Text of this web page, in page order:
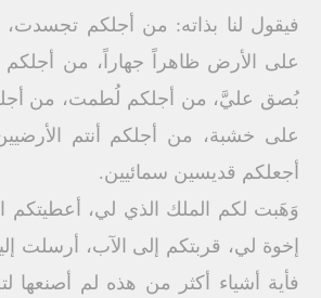
فيقول لنا بذاته: من أجلكم
على الأرض ظاهراً جهاراً، من
بُصق عليَّ، من أجلكم لُطمت، من
على خشبة، من أجلكم أنتم
أجعلكم قديسين سمائيين.
وَهَبت لكم الملك الذي لي، أعطيتكم
إخوة لي، قربتكم إلى الآب، أرسلت
فأية أشياء أكثر من هذه لم أصنعها